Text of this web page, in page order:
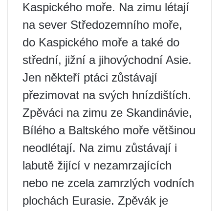
Kaspického moře. Na zimu létají
na sever Středozemního moře,
do Kaspického moře a také do
střední, jižní a jihovýchodní Asie.
Jen někteří ptáci zůstávají
přezimovat na svých hnízdištích.
Zpěváci na zimu ze Skandinávie,
Bílého a Baltského moře většinou
neodlétají. Na zimu zůstávají i
labutě žijící v nezamrzajících
nebo ne zcela zamrzlých vodních
plochách Eurasie. Zpěvák je